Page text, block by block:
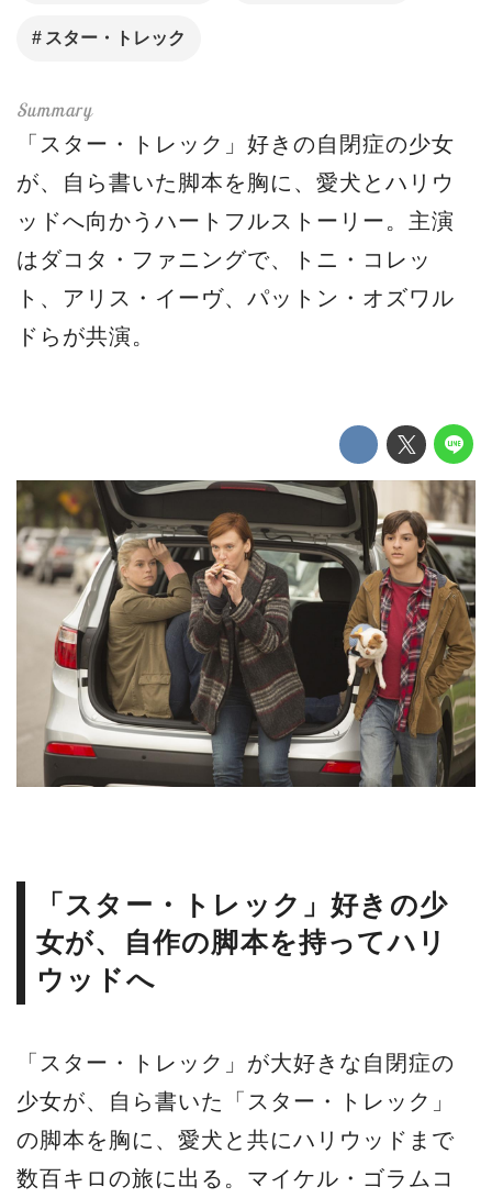
スター・トレック
「スター・トレック」好きの自閉症の少女
が、自ら書いた脚本を胸に、愛犬とハリウ
ッドへ向かうハートフルストーリー。主演
はダコタ・ファニングで、トニ・コレッ
ト、アリス・イーヴ、パットン・オズワル
ドらが共演。
「スター・トレック」好きの少
女が、自作の脚本を持ってハリ
ウッドへ
「スター・トレック」が大好きな自閉症の
少女が、自ら書いた「スター・トレック」
の脚本を胸に、愛犬と共にハリウッドまで
数百キロの旅に出る。マイケル・ゴラムコ